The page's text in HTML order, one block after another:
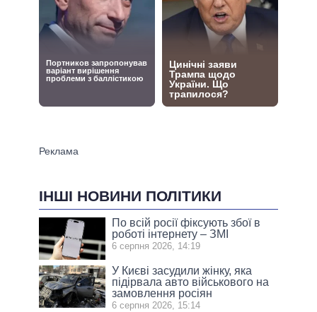
ІНШІ НОВИНИ ПОЛІТИКИ
По всій росії фіксують збої в
роботі інтернету – ЗМІ
6 серпня 2026, 14:19
У Києві засудили жінку, яка
підірвала авто військового на
замовлення росіян
6 серпня 2026, 15:14